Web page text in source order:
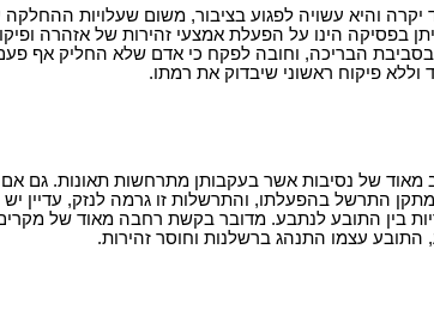
יקרה והיא עשויה לפגוע בציבור, משום שעלויות ההחלקה
בפסיקה הינו על הפעלת אמצעי זהירות של אזהרה
הבריכה, וחובה לפקח כי אדם שלא החליק אף
פיקוח ראשוני שיבדוק את רמתו.
מאוד של נסיבות אשר בעקבותן מתרחשות תאונות. גם אם
התרשל בהפעלתו, והתרשלות זו גרמה לנזק, עדיין יש
בין התובע לנתבע. מדובר בקשת רחבה מאוד של
עצמו התנהג ברשלנות וחוסר זהירות.